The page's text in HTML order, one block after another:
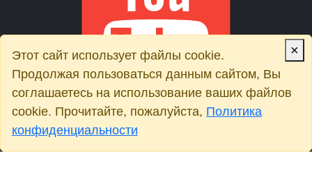
×
Этот сайт использует файлы cookie.
Продолжая пользоваться данным сайтом, Вы
соглашаетесь на использование ваших файлов
cookie. Прочитайте, пожалуйста, Политика
конфиденциальности